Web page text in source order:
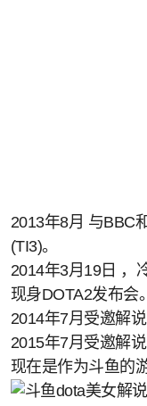
2013年8月 与BBC
(TI3)。
2014年3月19日 ，
现身DOTA2发布会。
2014年7月受邀解
2015年7月受邀解
现在是作为斗鱼的